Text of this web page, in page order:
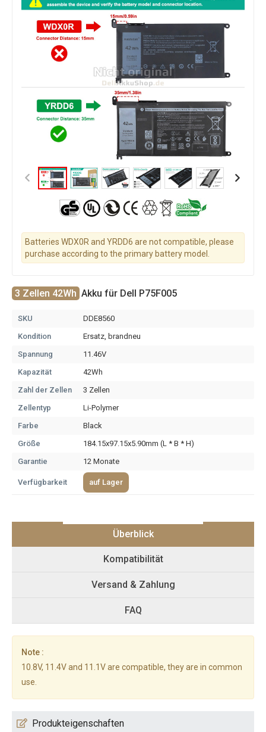
Batteries WDX0R and YRDD6 are not compatible, please
purchase according to the primary battery model.
3 Zellen 42Wh Akku für Dell P75F005
SKU
DDE8560
Kondition
Ersatz, brandneu
Spannung
11.46V
Kapazität
42Wh
Zahl der Zellen
3 Zellen
Zellentyp
Li-Polymer
Farbe
Black
Größe
184.15x97.15x5.90mm (L * B * H)
Garantie
12 Monate
Verfügbarkeit auf Lager
Überblick
Kompatibilität
Versand & Zahlung
FAQ
Note :
10.8V, 11.4V and 11.1V are compatible, they are in common
use.
Produkteigenschaften